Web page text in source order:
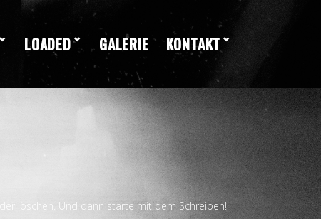
LOADED GALERIE KONTAKT
löschen. Und dann starte mit dem Schreiben!